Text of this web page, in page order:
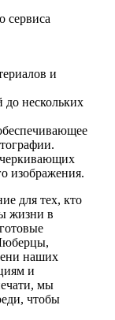
сервиса
и
до нескольких
изображения.
для тех, кто
жизни в
наших
и
мы
чтобы